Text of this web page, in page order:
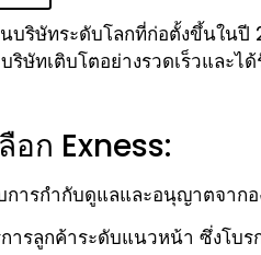
นบริษัทระดับโลกที่ก่อตั้งขึ้นในปี
ษัทเติบโตอย่างรวดเร็วและไ
อก Exness:
การกำกับดูแลและอนุญาตจาก
ารลูกค้าระดับแนวหน้า ซึ่งโบ